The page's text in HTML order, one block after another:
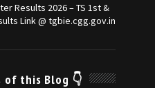
Results 2026 – TS 1st &
Link @ tgbie.cgg.gov.in
this Blog 👇